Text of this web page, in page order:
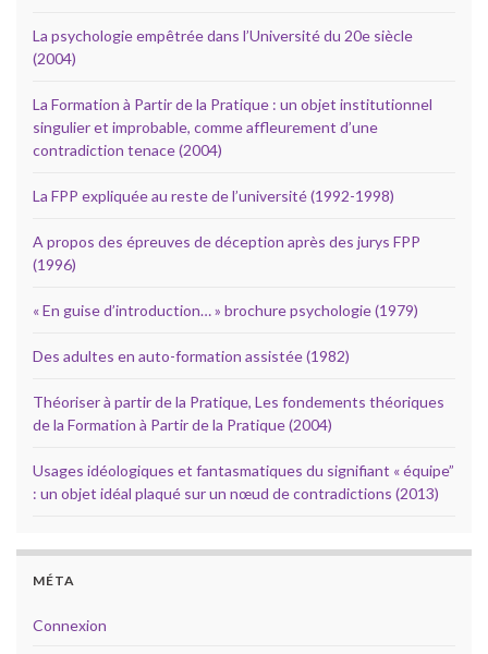
La psychologie empêtrée dans l’Université du 20e siècle
(2004)
La Formation à Partir de la Pratique : un objet institutionnel
singulier et improbable, comme affleurement d’une
contradiction tenace (2004)
La FPP expliquée au reste de l’université (1992-1998)
A propos des épreuves de déception après des jurys FPP
(1996)
« En guise d’introduction… » brochure psychologie (1979)
Des adultes en auto-formation assistée (1982)
Théoriser à partir de la Pratique, Les fondements théoriques
de la Formation à Partir de la Pratique (2004)
Usages idéologiques et fantasmatiques du signifiant « équipe”
: un objet idéal plaqué sur un nœud de contradictions (2013)
MÉTA
Connexion